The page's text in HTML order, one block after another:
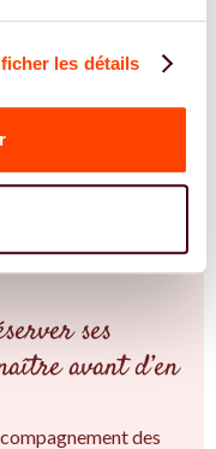
les détails
situation.
ses
avant d’en
des